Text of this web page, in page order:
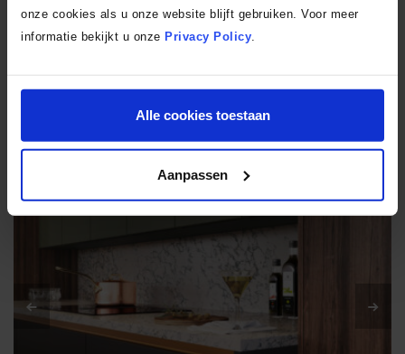
onze cookies als u onze website blijft gebruiken. Voor meer
informatie bekijkt u onze Privacy Policy
Alle cookies toestaan
Aanpassen
€ 29.347,-
Keller Perfect Sense